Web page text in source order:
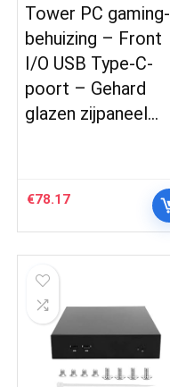
Tower PC gaming-
behuizing – Front
I/O USB Type-C-
poort – Gehard
glazen zijpaneel…
€78.17